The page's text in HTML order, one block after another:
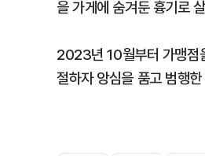
을 가게에 숨겨둔 흉기로
2023년 10월부터 가맹점
절하자 앙심을 품고 범행